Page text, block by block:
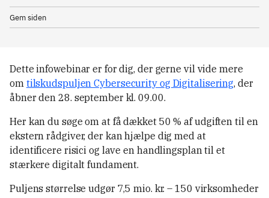
Gem siden
Dette infowebinar er for dig, der gerne vil vide mere
om tilskudspuljen Cybersecurity og Digitalisering, der
åbner den 28. september kl. 09.00.
Her kan du søge om at få dækket 50 % af udgiften til en
ekstern rådgiver, der kan hjælpe dig med at
identificere risici og lave en handlingsplan til et
stærkere digitalt fundament.
Puljens størrelse udgør 7,5 mio. kr. – 150 virksomheder